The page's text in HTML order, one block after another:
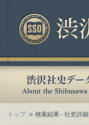
トップ 検索結果 - 社史詳細